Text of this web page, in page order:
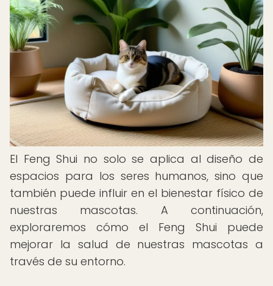
El Feng Shui no solo se aplica al diseño de
espacios para los seres humanos, sino que
también puede influir en el bienestar físico de
nuestras mascotas. A continuación,
exploraremos cómo el Feng Shui puede
mejorar la salud de nuestras mascotas a
través de su entorno.